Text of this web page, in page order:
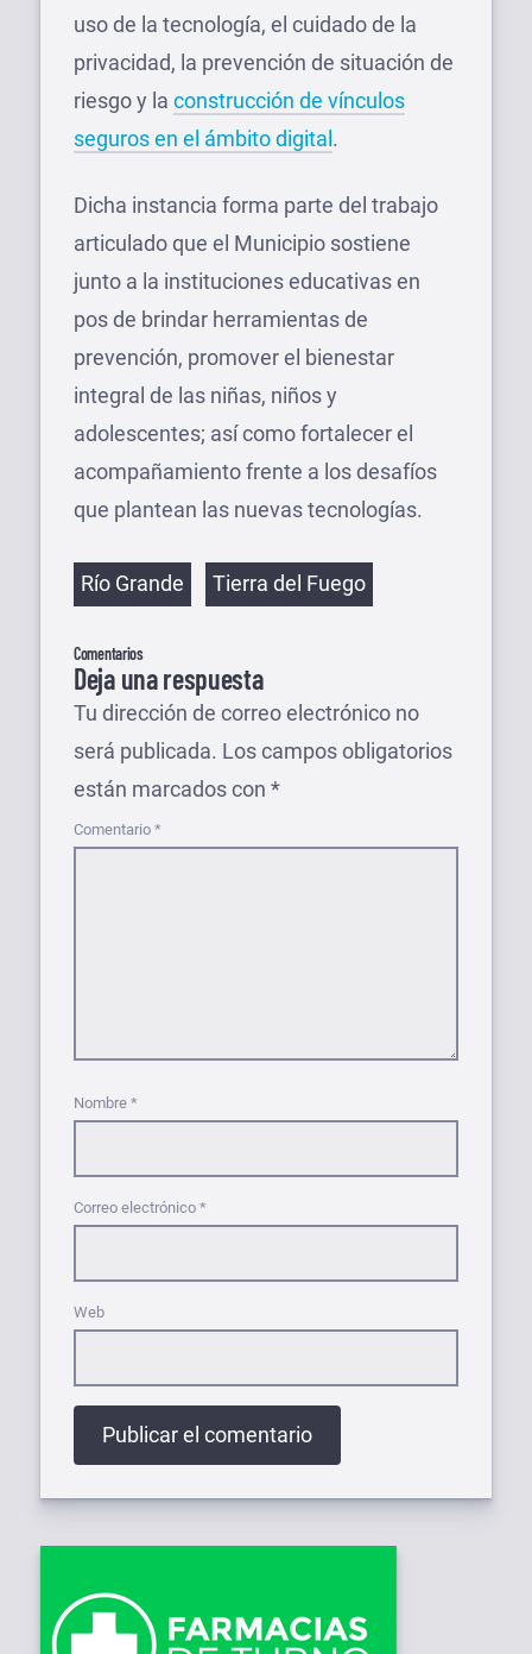
uso de la tecnología, el cuidado de la
privacidad, la prevención de situación de
riesgo y la construcción de vínculos
seguros en el ámbito digital.
Dicha instancia forma parte del trabajo
articulado que el Municipio sostiene
junto a la instituciones educativas en
pos de brindar herramientas de
prevención, promover el bienestar
integral de las niñas, niños y
adolescentes; así como fortalecer el
acompañamiento frente a los desafíos
que plantean las nuevas tecnologías.
Etiquetas
Río Grande Tierra del Fuego
Comentarios
Deja una respuesta
Tu dirección de correo electrónico no
será publicada. Los campos obligatorios
están marcados con *
Comentario *
Nombre *
Correo electrónico *
Web